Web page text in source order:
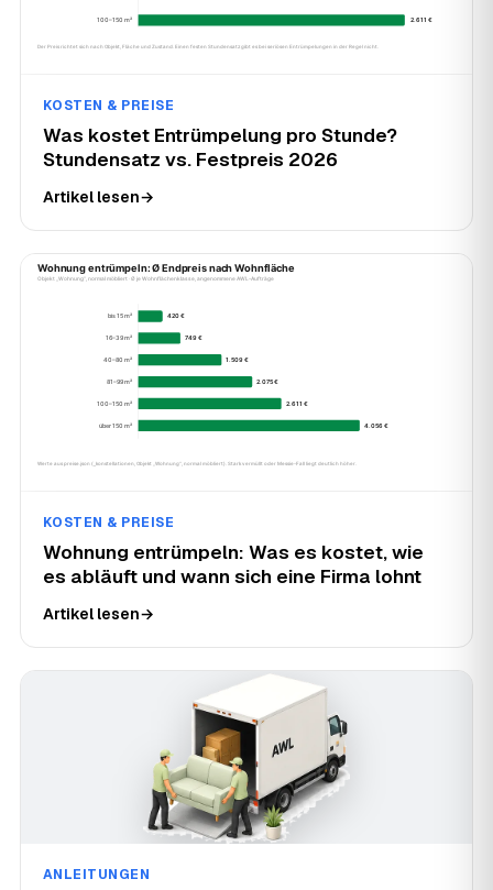
KOSTEN & PREISE
Was kostet Entrümpelung pro Stunde?
Stundensatz vs. Festpreis 2026
Artikel lesen→
KOSTEN & PREISE
Wohnung entrümpeln: Was es kostet, wie
es abläuft und wann sich eine Firma lohnt
Artikel lesen→
ANLEITUNGEN